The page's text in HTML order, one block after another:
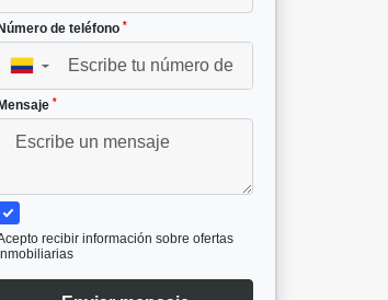
Número de teléfono *
▼
Mensaje *
recibir información sobre ofertas